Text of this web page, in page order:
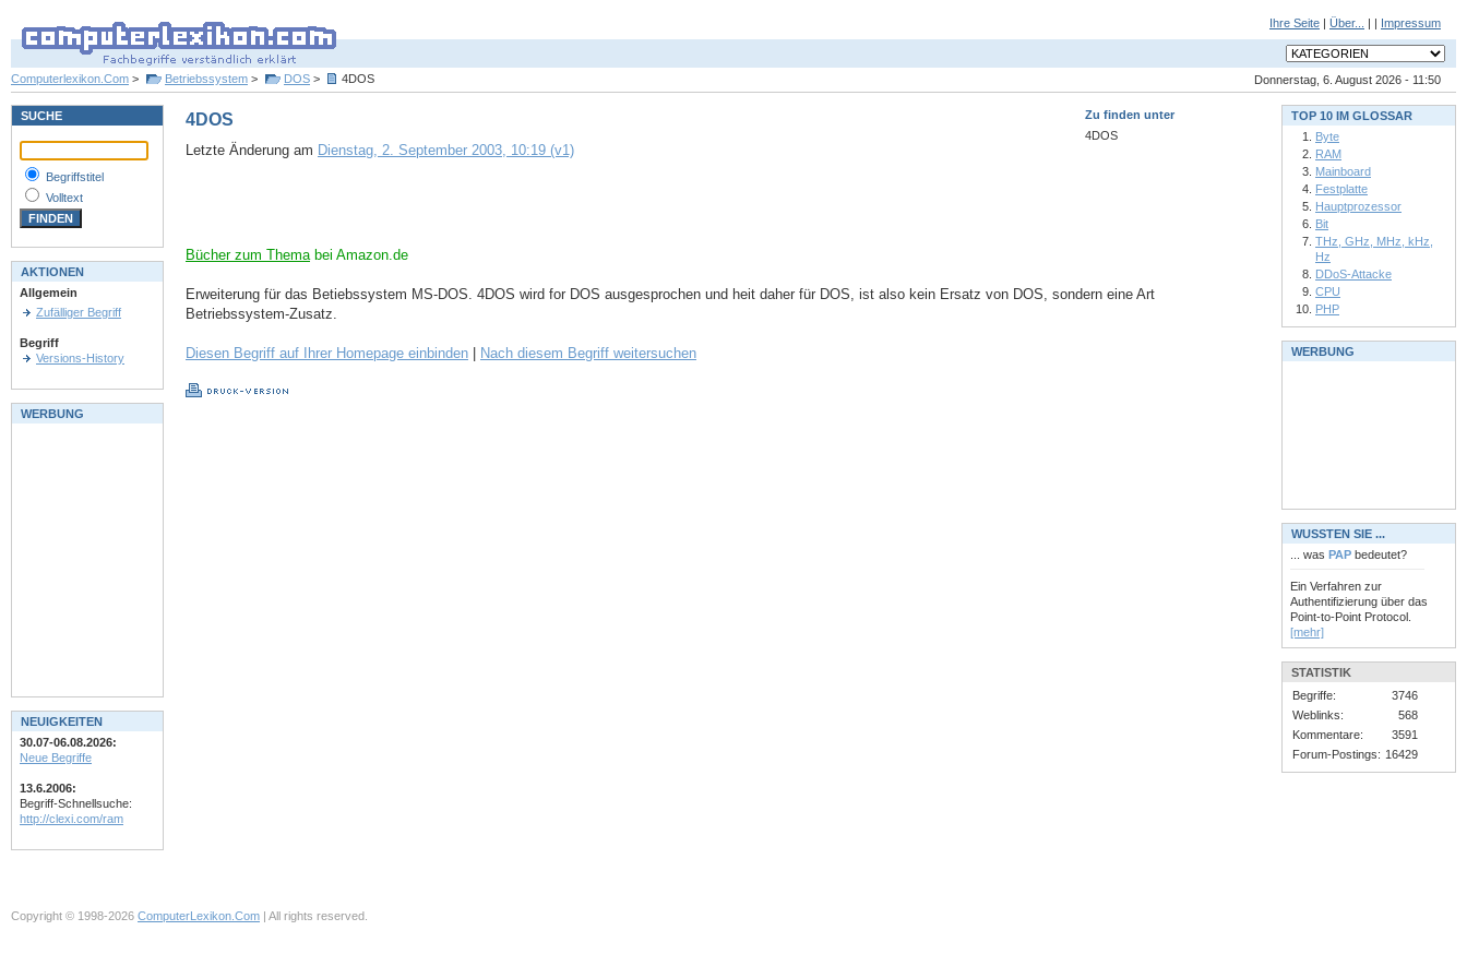
Ihre Seite | Über... | | Impressum
Donnerstag, 6. August 2026 - 11:50
Computerlexikon.Com > Betriebssystem > DOS > 4DOS
Zu finden unter
4DOS
4DOS
Letzte Änderung am Dienstag, 2. September 2003, 10:19 (v1)
Bücher zum Themabei Amazon.de
Erweiterung für das Betiebssystem MS-DOS. 4DOS wird for DOS ausgesprochen und heit daher für DOS, ist also kein Ersatz von DOS, sondern eine Art
Betriebssystem-Zusatz.
Diesen Begriff auf Ihrer Homepage einbinden Nach diesem Begriff weitersuchen
SUCHE
Begriffstitel
Volltext
AKTIONEN
Allgemein
Zufälliger Begriff
Begriff
Versions-History
WERBUNG
NEUIGKEITEN
30.07-06.08.2026:
Neue Begriffe
13.6.2006:
Begriff-Schnellsuche:
http://clexi.com/ram
TOP 10 IM GLOSSAR
Byte
RAM
Mainboard
Festplatte
Hauptprozessor
Bit
THz, GHz, MHz, kHz,
Hz
DDoS-Attacke
CPU
PHP
WERBUNG
WUSSTEN SIE ...
... was PAP bedeutet?
Ein Verfahren zur
Authentifizierung über das
Point-to-Point Protocol.
[mehr]
STATISTIK
Begriffe:
3746
Weblinks:
568
Kommentare:
3591
Forum-Postings: 16429
Copyright © 1998-2026 ComputerLexikon.Com | All rights reserved.